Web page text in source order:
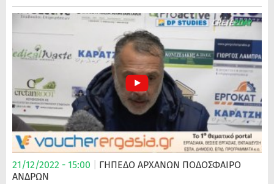
21/12/2022 - 15:00 ΓΗΠΕΔΟ ΑΡΧΑΝΩΝ ΠΟΔΌΣΦΑΙΡΟ
ΑΝΔΡΏΝ